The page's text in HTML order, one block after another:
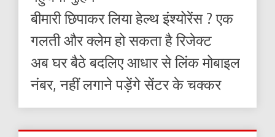
बीमारी छिपाकर लिया हेल्थ इंश्योरेंस ? एक
गलती और क्लेम हो सकता है रिजेक्ट
अब घर बैठे बदलिए आधार से लिंक मोबाइल
नंबर, नहीं लगाने पड़ेंगे सेंटर के चक्कर